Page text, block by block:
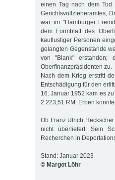
einen Tag nach dem Tod
Gerichtsvollzieheramtes,
war im "Hamburger
dem Formblatt des
kauflustiger Personen
gelangten Gegenstände
von "Blank"
Oberfinanzpräsidenten zu.
Nach dem Krieg erstritt
Entschädigung für den
16. Januar 1952 kam es
2.223,51 RM. Erben
Ob Franz Ulrich
nicht überliefert. Sein
Recherchen in
Stand: Januar 2023
© Margot Löhr